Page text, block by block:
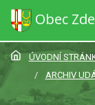
Obec
ÚVODNÍ
ARCHIV